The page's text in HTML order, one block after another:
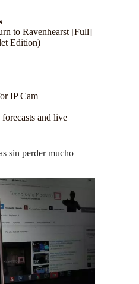
to Ravenhearst [Full]
Edition)
IP Cam
and live
sin perder mucho